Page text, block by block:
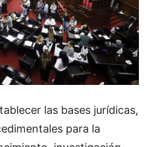
las bases jurídicas,
para la